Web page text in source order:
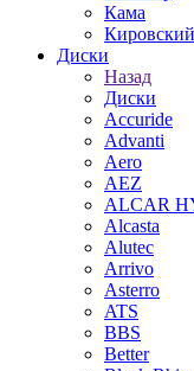
Кама
Диски
Назад
Диски
Accuride
Advanti
Aero
AEZ
ALCAR
Alcasta
Alutec
Arrivo
Asterro
ATS
BBS
Better